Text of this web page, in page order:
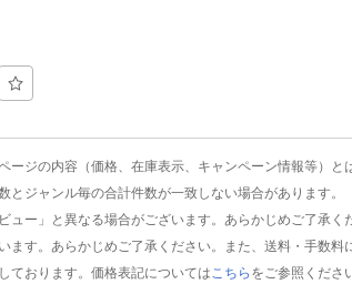
ジの内容（価格、在庫表示、キャンペーン情報等）と
ジャンル毎の合計件数が一致しない場合があります。
ー」と異なる場合がございます。あらかじめご了承く
す。あらかじめご了承ください。また、送料・手数料
ております。価格表記については こちら をご参照くださ